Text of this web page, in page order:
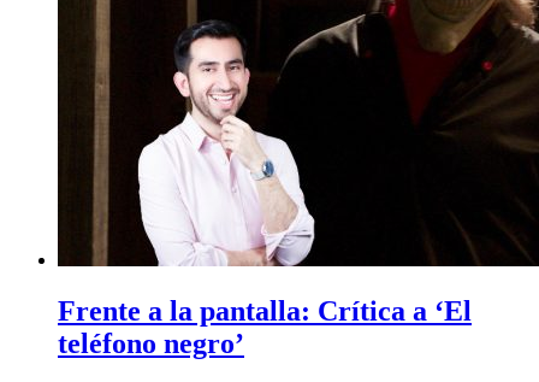
Frente a la pantalla: Crítica a ‘El
teléfono negro’